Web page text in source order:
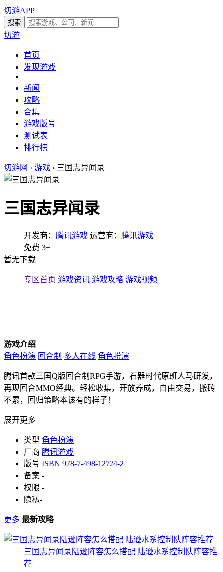
切游APP
切游
首页
发现游戏
新闻
攻略
合集
游戏版号
测试表
排行榜
切游网 › 游戏 › 三国志异闻录
三国志异闻录
开发商： 腾讯游戏 运营商： 腾讯游戏
免费 3+
暂无下载
专区首页 游戏资讯 游戏攻略 游戏视频
游戏介绍
角色扮演 回合制 多人在线 角色扮演
腾讯首款三国Q版回合制RPG手游，石器时代原班人马研发，
再现回合MMO经典。轻松收集，开放养成，自由交易，搬砖
不累，回归策略本该有的样子！
展开更多
类型 角色扮演
厂商 腾讯游戏
版号 ISBN 978-7-498-12724-2
备案 -
权限 -
隐私-
更多 最新攻略
三国志异闻录陆逊阵容怎么搭配 陆逊水系控制队阵容推
荐